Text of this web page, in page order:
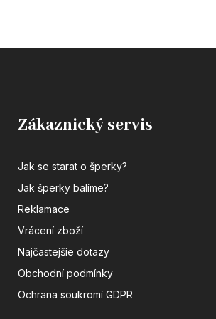
Zákaznický servis
Jak se starat o šperky?
Jak šperky balíme?
Reklamace
Vrácení zboží
Najčastejšie dotazy
Obchodní podmínky
Ochrana soukromí GDPR